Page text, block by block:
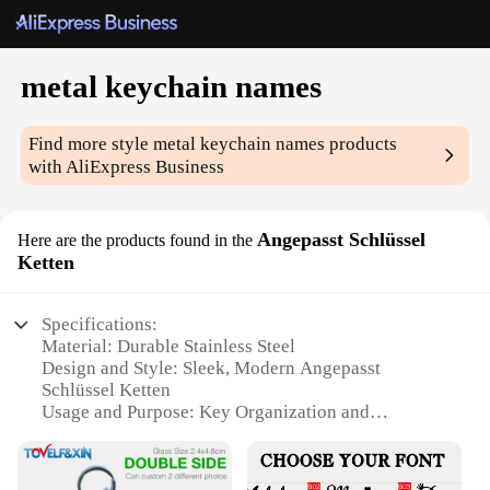
metal keychain names
Find more stylemetal keychain names products
with AliExpress Business
Here are the products found in the Angepasst Schlüssel
Ketten
Specifications:
Material: Durable Stainless Steel
Design and Style: Sleek, Modern Angepasst
Schlüssel Ketten
Usage and Purpose: Key Organization and
Typical Adaptive Scenario: Everyday Carry, Travel
Accessory